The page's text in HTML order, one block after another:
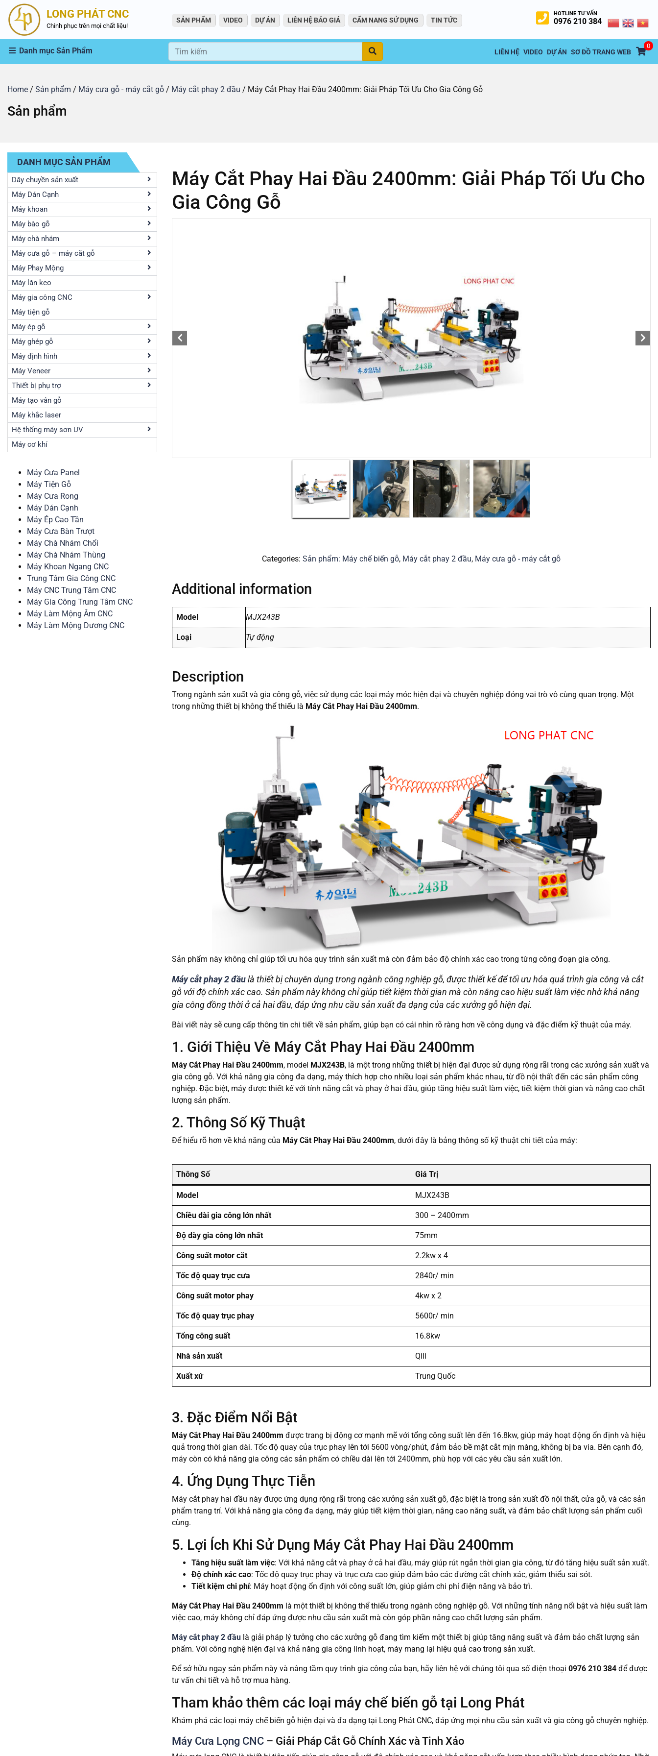
LONG PHÁT CNC
Chinh phục trên mọi chất liệu!
SẢN PHẨM VIDEO DỰ ÁN LIÊN HỆ BÁO GIÁ CẨM NANG SỬ DỤNG TIN TỨC
HOTLINE TƯ VẤN
0976 210 384
Danh mục Sản Phẩm Tìm LIÊN HỆ VIDEO DỰ ÁN SƠ ĐỒ TRANG WEB
0
Home / Sản phẩm / Máy cưa gỗ - máy cắt gỗ / Máy cắt phay 2 đầu / Máy Cắt Phay Hai Đầu 2400mm: Giải Pháp Tối Ưu Cho Gia Công Gỗ
Sản phẩm
DANH MỤC SẢN PHẨM
Dây chuyền sản xuất
Máy Dán Cạnh
Máy khoan
Máy bào gỗ
Máy chà nhám
Máy cưa gỗ – máy cắt gỗ
Máy Phay Mộng
Máy lăn keo
Máy gia công CNC
Máy tiện gỗ
Máy ép gỗ
Máy ghép gỗ
Máy định hình
Máy Veneer
Thiết bị phụ trợ
Máy tạo vân gỗ
Máy khắc laser
Hệ thống máy sơn UV
Máy cơ khí
Máy Cưa Panel
Máy Tiện Gỗ
Máy Cưa Rong
Máy Dán Cạnh
Máy Ép Cao Tần
Máy Cưa Bàn Trượt
Máy Chà Nhám Chổi
Máy Chà Nhám Thùng
Máy Khoan Ngang CNC
Trung Tâm Gia Công CNC
Máy CNC Trung Tâm CNC
Máy Gia Công Trung Tâm CNC
Máy Làm Mộng Âm CNC
Máy Làm Mộng Dương CNC
Máy Cắt Phay Hai Đầu 2400mm: Giải Pháp Tối Ưu Cho
Gia Công Gỗ
Categories: Sản phẩm: Máy chế biến gỗ, Máy cắt phay 2 đầu, Máy cưa gỗ - máy cắt gỗ
Description
Trong ngành sản xuất và gia công gỗ, việc sử dụng các loại máy móc hiện đại và chuyên nghiệp đóng vai trò vô cùng quan trọng. Một
trong những thiết bị không thể thiếu là Máy Cắt Phay Hai Đầu 2400mm.
Sản phẩm này không chỉ giúp tối ưu hóa quy trình sản xuất mà còn đảm bảo độ chính xác cao trong từng công đoạn gia công.
Máy cắt phay 2 đầu là thiết bị chuyên dụng trong ngành công nghiệp gỗ, được thiết kế để tối ưu hóa quá trình gia công và cắt
gỗ với độ chính xác cao. Sản phẩm này không chỉ giúp tiết kiệm thời gian mà còn nâng cao hiệu suất làm việc nhờ khả năng
gia công đồng thời ở cả hai đầu, đáp ứng nhu cầu sản xuất đa dạng của các xưởng gỗ hiện đại.
Bài viết này sẽ cung cấp thông tin chi tiết về sản phẩm, giúp bạn có cái nhìn rõ ràng hơn về công dụng và đặc điểm kỹ thuật của máy.
1. Giới Thiệu Về Máy Cắt Phay Hai Đầu 2400mm
Máy Cắt Phay Hai Đầu 2400mm, model MJX243B, là một trong những thiết bị hiện đại được sử dụng rộng rãi trong các xưởng sản xuất và
gia công gỗ. Với khả năng gia công đa dạng, máy thích hợp cho nhiều loại sản phẩm khác nhau, từ đồ nội thất đến các sản phẩm công
nghiệp. Đặc biệt, máy được thiết kế với tính năng cắt và phay ở hai đầu, giúp tăng hiệu suất làm việc, tiết kiệm thời gian và nâng cao chất
lượng sản phẩm.
2. Thông Số Kỹ Thuật
Để hiểu rõ hơn về khả năng của Máy Cắt Phay Hai Đầu 2400mm, dưới đây là bảng thông số kỹ thuật chi tiết của máy:
Thông Số Giá Trị
Model MJX243B
Chiều dài gia công lớn nhất 300 – 2400mm
Độ dày gia công lớn nhất 75mm
Công suất motor cắt 2.2kw x 4
Tốc độ quay trục cưa 2840r/ min
Công suất motor phay 4kw x 2
Tốc độ quay trục phay 5600r/ min
Tổng công suất 16.8kw
Nhà sản xuất Qili
Xuất xứ Trung Quốc
3. Đặc Điểm Nổi Bật
Máy Cắt Phay Hai Đầu 2400mm được trang bị động cơ mạnh mẽ với tổng công suất lên đến 16.8kw, giúp máy hoạt động ổn định và hiệu
quả trong thời gian dài. Tốc độ quay của trục phay lên tới 5600 vòng/phút, đảm bảo bề mặt cắt mịn màng, không bị ba via. Bên cạnh đó,
máy còn có khả năng gia công các sản phẩm có chiều dài lên tới 2400mm, phù hợp với các yêu cầu sản xuất lớn.
4. Ứng Dụng Thực Tiễn
Máy cắt phay hai đầu này được ứng dụng rộng rãi trong các xưởng sản xuất gỗ, đặc biệt là trong sản xuất đồ nội thất, cửa gỗ, và các sản
phẩm trang trí. Với khả năng gia công đa dạng, máy giúp tiết kiệm thời gian, nâng cao năng suất, và đảm bảo chất lượng sản phẩm cuối
cùng.
5. Lợi Ích Khi Sử Dụng Máy Cắt Phay Hai Đầu 2400mm
Tăng hiệu suất làm việc: Với khả năng cắt và phay ở cả hai đầu, máy giúp rút ngắn thời gian gia công, từ đó tăng hiệu suất sản xuất.
Độ chính xác cao: Tốc độ quay trục phay và trục cưa cao giúp đảm bảo các đường cắt chính xác, giảm thiểu sai sót.
Tiết kiệm chi phí: Máy hoạt động ổn định với công suất lớn, giúp giảm chi phí điện năng và bảo trì.
Máy Cắt Phay Hai Đầu 2400mm là một thiết bị không thể thiếu trong ngành công nghiệp gỗ. Với những tính năng nổi bật và hiệu suất làm
việc cao, máy không chỉ đáp ứng được nhu cầu sản xuất mà còn góp phần nâng cao chất lượng sản phẩm.
Máy cắt phay 2 đầu là giải pháp lý tưởng cho các xưởng gỗ đang tìm kiếm một thiết bị giúp tăng năng suất và đảm bảo chất lượng sản
phẩm. Với công nghệ hiện đại và khả năng gia công linh hoạt, máy mang lại hiệu quả cao trong sản xuất.
Để sở hữu ngay sản phẩm này và nâng tầm quy trình gia công của bạn, hãy liên hệ với chúng tôi qua số điện thoại 0976 210 384 để được
tư vấn chi tiết và hỗ trợ mua hàng.
Tham khảo thêm các loại máy chế biến gỗ tại Long Phát
Khám phá các loại máy chế biến gỗ hiện đại và đa dạng tại Long Phát CNC, đáp ứng mọi nhu cầu sản xuất và gia công gỗ chuyên nghiệp.
Máy Cưa Lọng CNC – Giải Pháp Cắt Gỗ Chính Xác và Tinh Xảo
Additional information
Model MJX243B
Loại Tự động